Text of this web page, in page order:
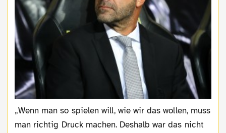
„Wenn man so spielen will, wie wir das wollen, muss
man richtig Druck machen. Deshalb war das nicht